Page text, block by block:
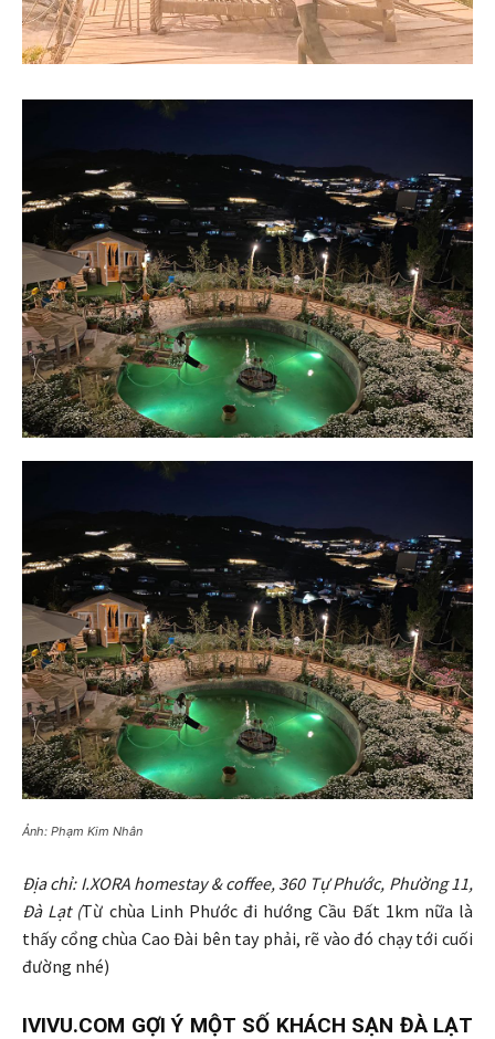
Ảnh: Phạm Kim Nhân
Địa chỉ: I.XORA homestay & coffee, 360 Tự Phước, Phường 11,
Đà Lạt (Từ chùa Linh Phước đi hướng Cầu Đất 1km nữa là
thấy cổng chùa Cao Đài bên tay phải, rẽ vào đó chạy tới cuối
đường nhé)
IVIVU.COM GỢI Ý MỘT SỐ KHÁCH SẠN ĐÀ LẠT